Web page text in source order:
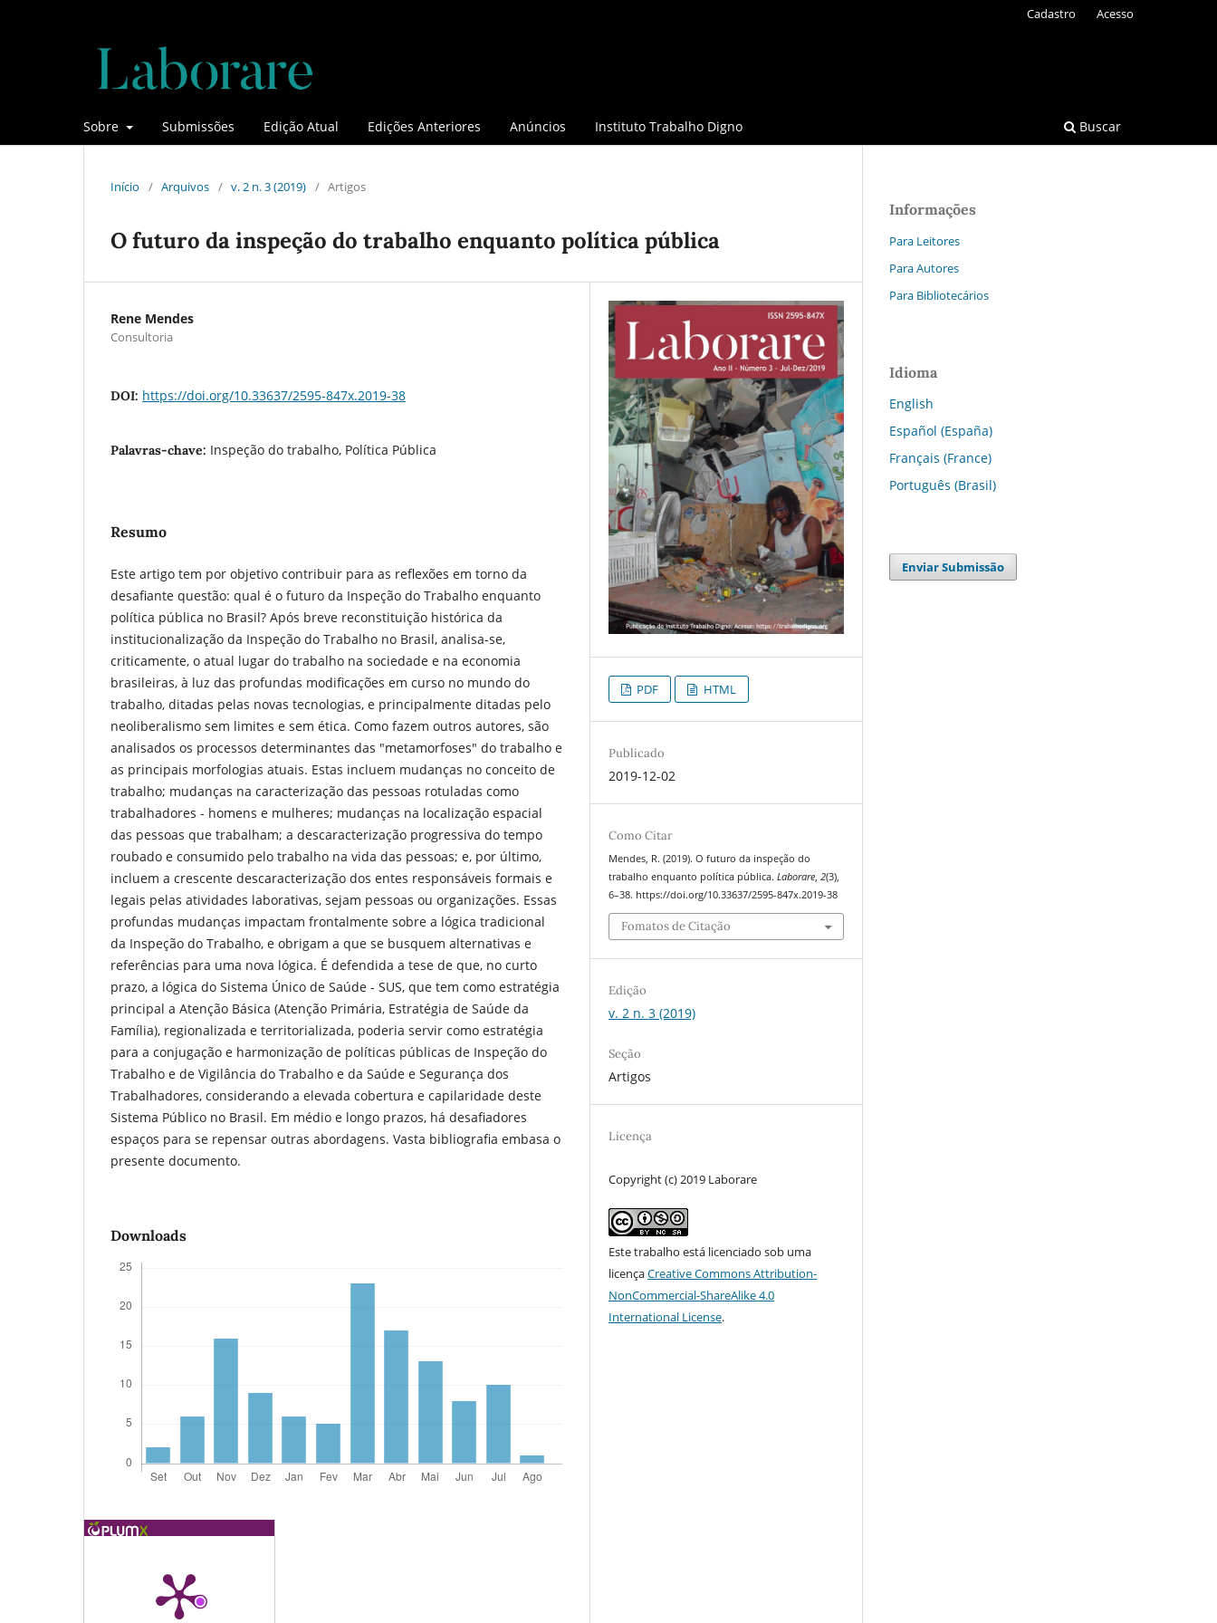
Sobre Submissões Edição Atual Edições Anteriores Anúncios Instituto Trabalho Digno Buscar
Cadastro Acesso
Início / Arquivos / v. 2 n. 3 (2019) / Artigos
O futuro da inspeção do trabalho enquanto polí­tica pública
Rene Mendes
Consultoria
DOI: https://doi.org/10.33637/2595-847x.2019-38
Palavras-chave: Inspeção do trabalho, Política Pública
Resumo
Este artigo tem por objetivo contribuir para as reflexões em torno da
desafiante questão: qual é o futuro da Inspeção do Trabalho enquanto
polí­tica pública no Brasil? Após breve reconstituição histórica da
institucionalização da Inspeção do Trabalho no Brasil, analisa-se,
criticamente, o atual lugar do trabalho na sociedade e na economia
brasileiras, à luz das profundas modificações em curso no mundo do
trabalho, ditadas pelas novas tecnologias, e principalmente ditadas pelo
neoliberalismo sem limites e sem ética. Como fazem outros autores, são
analisados os processos determinantes das "metamorfoses" do trabalho e
as principais morfologias atuais. Estas incluem mudanças no conceito de
trabalho; mudanças na caracterização das pessoas rotuladas como
trabalhadores - homens e mulheres; mudanças na localização espacial
das pessoas que trabalham; a descaracterização progressiva do tempo
roubado e consumido pelo trabalho na vida das pessoas; e, por último,
incluem a crescente descaracterização dos entes responsáveis formais e
legais pelas atividades laborativas, sejam pessoas ou organizações. Essas
profundas mudanças impactam frontalmente sobre a lógica tradicional
da Inspeção do Trabalho, e obrigam a que se busquem alternativas e
referências para uma nova lógica. É defendida a tese de que, no curto
prazo, a lógica do Sistema Único de Saúde - SUS, que tem como estratégia
principal a Atenção Básica (Atenção Primária, Estratégia de Saúde da
Família), regionalizada e territorializada, poderia servir como estratégia
para a conjugação e harmonização de polí­ticas públicas de Inspeção do
Trabalho e de Vigilância do Trabalho e da Saúde e Segurança dos
Trabalhadores, considerando a elevada cobertura e capilaridade deste
Sistema Público no Brasil. Em médio e longo prazos, há desafiadores
espaços para se repensar outras abordagens. Vasta bibliografia embasa o
presente documento.
Downloads
PDF HTML
Publicado
2019-12-02
Como Citar
Mendes, R. (2019). O futuro da inspeção do
trabalho enquanto polí­tica pública.Laborare ,2(3),
6–38. https://doi.org/10.33637/2595-847x.2019-38
Fomatos de Citação
Edição
v. 2 n. 3 (2019)
Seção
Artigos
Licença
Copyright (c) 2019 Laborare
Este trabalho está licenciado sob uma
licençaCreative Commons Attribution-
NonCommercial-ShareAlike 4.0
International License.
Informações
Para Leitores
Para Autores
Para Bibliotecários
Idioma
English
Español (España)
Français (France)
Português (Brasil)
Enviar Submissão